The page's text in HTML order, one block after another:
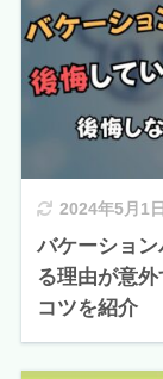
2024年5月1日
バケーショ
る理由が意
コツを紹介